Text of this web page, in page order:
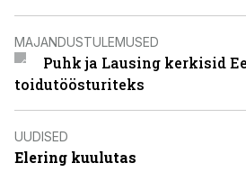
MAJANDUSTULEMUSED
Puhk ja Lausing kerkisid
toidutöösturiteks
UUDISED
Elering kuulutas